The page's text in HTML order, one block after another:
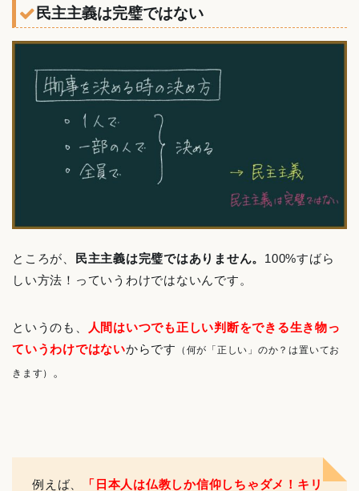
民主主義は完璧ではない
ところが、 民主主義は完璧ではありません。 100%すばら
しい方法！っていうわけではないんです。
というのも、
人間はいつでも正しい判断をできる生き物っ
ていうわけではないからです （何が「正しい」のか？は置いてお
きます） 。
例えば、 「日本人は仏教しか信仰しちゃダメ！キリ